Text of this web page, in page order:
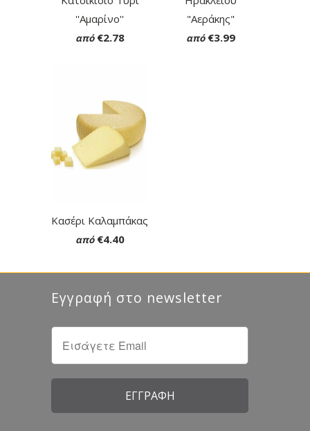
''Αμαρίνο''
από €2.78
"Αεράκης"
από €3.99
Κασέρι Καλαμπάκας
από €4.40
Εγγραφή στο newsletter